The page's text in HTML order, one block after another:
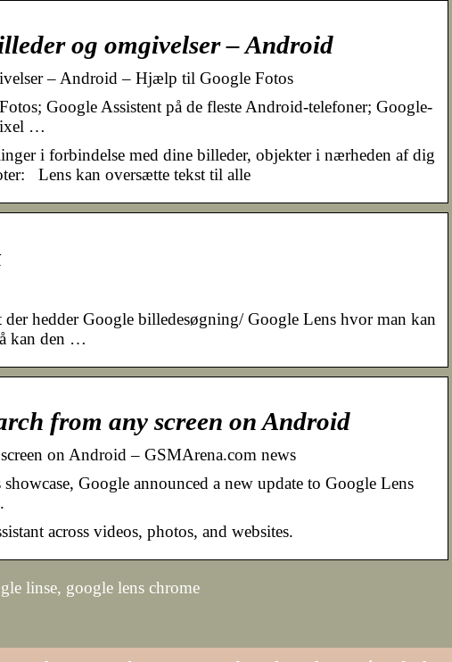
og omgivelser – Android
– Android – Hjælp til Google Fotos
Google Assistent på de fleste Android-telefoner; Google-
…
i forbindelse med dine billeder, objekter i nærheden af dig
Lens kan oversætte tekst til alle
hedder Google billedesøgning/ Google Lens hvor man kan
kan den …
from any screen on Android
on Android – GSMArena.com news
Google announced a new update to Google Lens
across videos, photos, and websites.
linse, google lens chrome